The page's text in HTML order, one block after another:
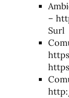
–
Surl